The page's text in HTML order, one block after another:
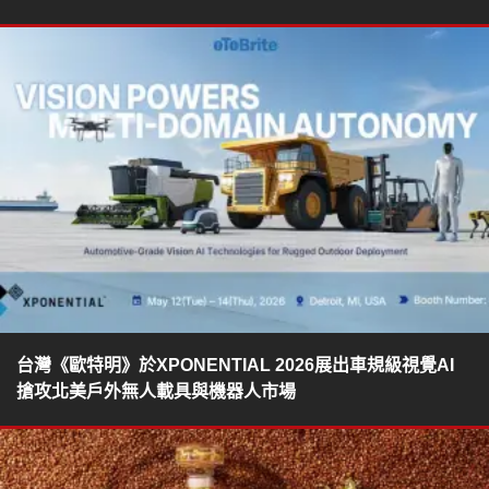
台灣《歐特明》於XPONENTIAL 2026展出車規級視覺AI
搶攻北美戶外無人載具與機器人市場